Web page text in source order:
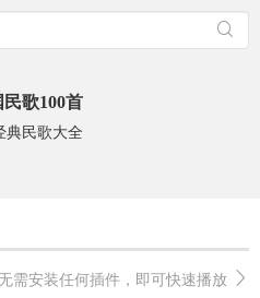
歌100首
典民歌大全
无需安装任何插件，即可快速播放